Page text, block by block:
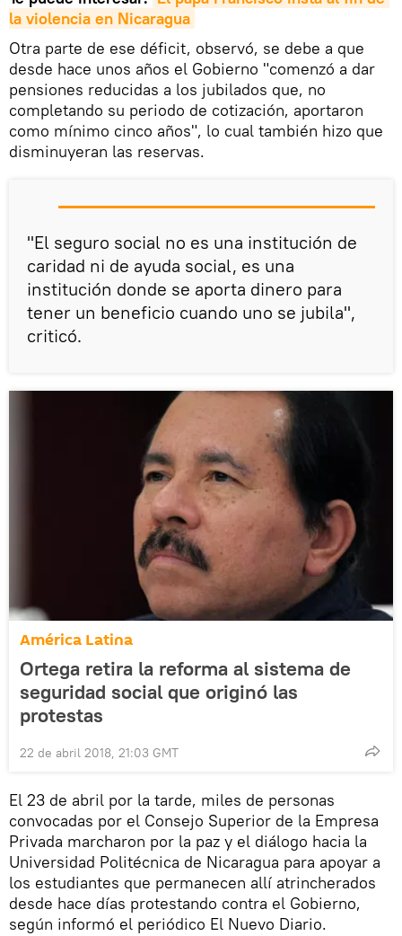
la violencia en Nicaragua
Otra parte de ese déficit, observó, se debe a que
desde hace unos años el Gobierno "comenzó a dar
pensiones reducidas a los jubilados que, no
completando su periodo de cotización, aportaron
como mínimo cinco años", lo cual también hizo que
disminuyeran las reservas.
"El seguro social no es una institución de
caridad ni de ayuda social, es una
institución donde se aporta dinero para
tener un beneficio cuando uno se jubila",
criticó.
América Latina
Ortega retira la reforma al sistema de
seguridad social que originó las
protestas
22 de abril 2018, 21:03 GMT
El 23 de abril por la tarde, miles de personas
convocadas por el Consejo Superior de la Empresa
Privada marcharon por la paz y el diálogo hacia la
Universidad Politécnica de Nicaragua para apoyar a
los estudiantes que permanecen allí atrincherados
desde hace días protestando contra el Gobierno,
según informó el periódico El Nuevo Diario.